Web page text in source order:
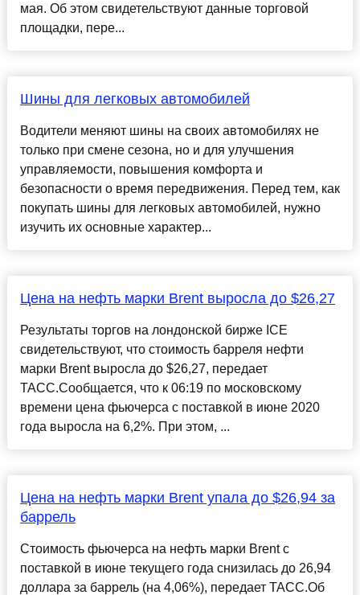
мая. Об этом свидетельствуют данные торговой
площадки, пере...
Шины для легковых автомобилей
Водители меняют шины на своих автомобилях не
только при смене сезона, но и для улучшения
управляемости, повышения комфорта и
безопасности о время передвижения. Перед тем, как
покупать шины для легковых автомобилей, нужно
изучить их основные характер...
Цена на нефть марки Brent выросла до $26,27
Результаты торгов на лондонской бирже ICE
свидетельствуют, что стоимость барреля нефти
марки Brent выросла до $26,27, передает
ТАСС.Сообщается, что к 06:19 по московскому
времени цена фьючерса с поставкой в июне 2020
года выросла на 6,2%. При этом, ...
Цена на нефть марки Brent упала до $26,94 за
баррель
Стоимость фьючерса на нефть марки Brent с
поставкой в июне текущего года снизилась до 26,94
доллара за баррель (на 4,06%), передает ТАСС.Об